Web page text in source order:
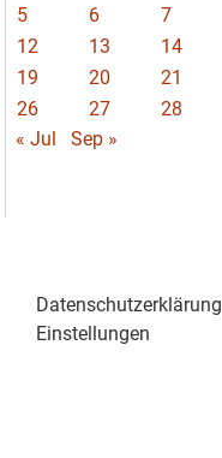
5
6 7
12
13 14
19
20 21
26
27 28
« Jul
Sep »
Datenschutzerklärung
Einstellungen